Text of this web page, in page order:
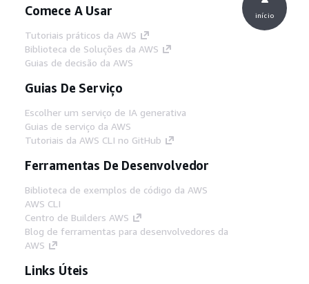
Comece A Usar
Tutoriais práticos da AWS
Biblioteca de Soluções da AWS
Guias de decisão da AWS
Guias De Serviço
Escolher um serviço de IA generativa
Guias de serviço da AWS
Tutoriais da AWS CLI no GitHub
Ferramentas De Desenvolvedor
Biblioteca de exemplos de código da AWS
AWS CLI
Centro de Builders AWS
Blog de ferramentas para desenvolvedores da
AWS
Links Úteis
início